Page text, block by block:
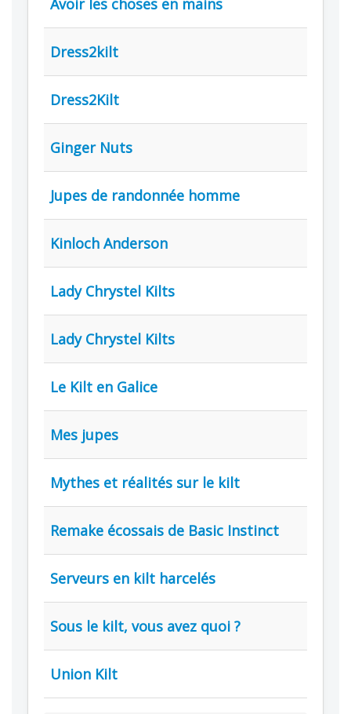
Avoir les choses en mains
Dress2kilt
Dress2Kilt
Ginger Nuts
Jupes de randonnée homme
Kinloch Anderson
Lady Chrystel Kilts
Lady Chrystel Kilts
Le Kilt en Galice
Mes jupes
Mythes et réalités sur le kilt
Remake écossais de Basic Instinct
Serveurs en kilt harcelés
Sous le kilt, vous avez quoi ?
Union Kilt